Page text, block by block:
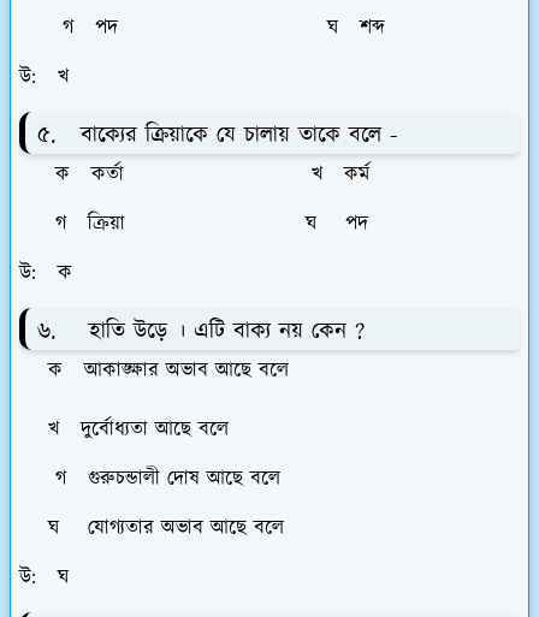
গ পদ ঘ শব্দ
উ: খ
৫. বাক্যের ক্রিয়াকে যে চালায় তাকে বলে -
ক কর্তা খ কর্ম
গ ক্রিয়া ঘ পদ
উ: ক
৬. হাতি উড়ে । এটি বাক্য নয় কেন ?
ক আকাঙ্ক্ষার অভাব আছে বলে
খ দুর্বোধ্যতা আছে বলে
গ গুরুচন্ডালী দোষ আছে বলে
ঘ যোগ্যতার অভাব আছে বলে
উ: ঘ